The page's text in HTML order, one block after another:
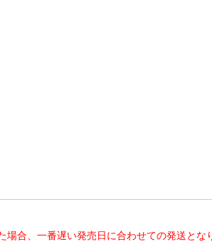
合、一番遅い発売日に合わせての発送とな